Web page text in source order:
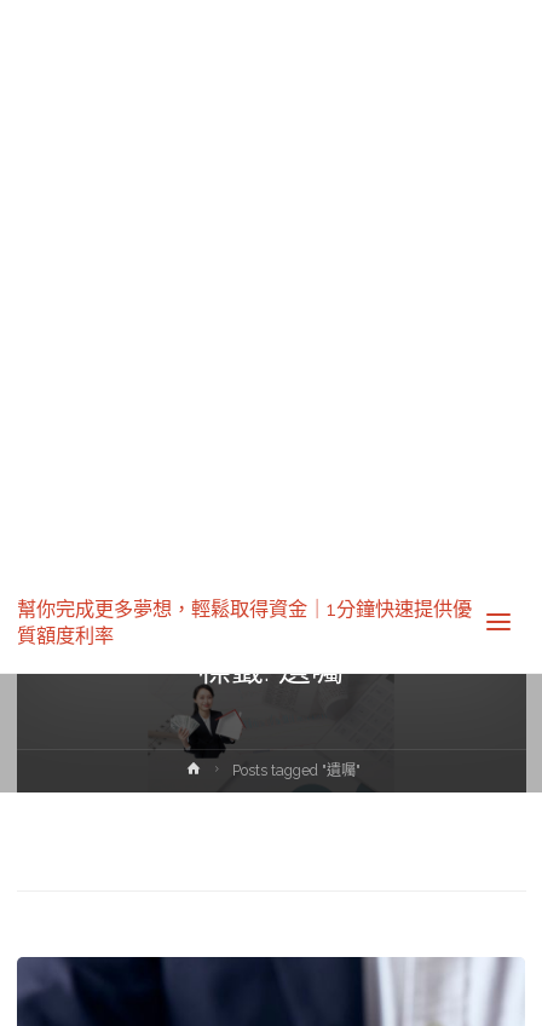
幫你完成更多夢想，輕鬆取得資金｜1分鐘快速提供優
質額度利率‎
標籤:遺囑
HomePosts tagged "遺囑"